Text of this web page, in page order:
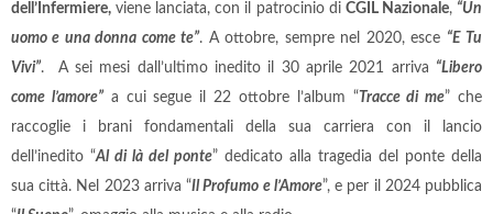
dell’Infermiere, viene lanciata, con il patrocinio di CGIL Nazionale, “Un
uomo e una donna come te”. A ottobre, sempre nel 2020, esce “E Tu
Vivi”. A sei mesi dall’ultimo inedito il 30 aprile 2021 arriva “Libero
come l’amore”a cui segue il 22 ottobre l’album “ Tracce di me” che
raccoglie i brani fondamentali della sua carriera con il lancio
dell’inedito “Al di là del ponte” dedicato alla tragedia del ponte della
sua città. Nel 2023 arriva “Il Profumo e l’Amore”, e per il 2024 pubblica